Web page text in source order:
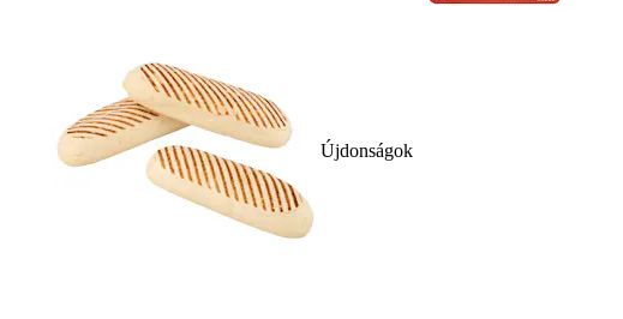
Újdonságok